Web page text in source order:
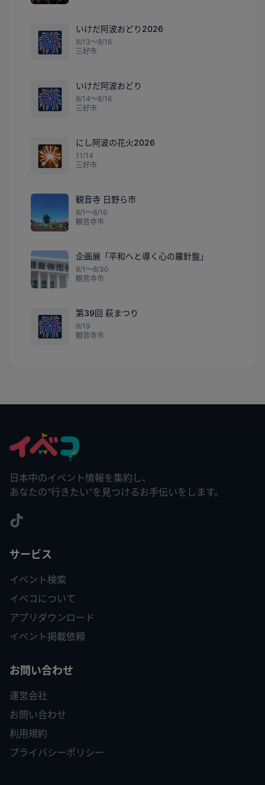
🎆
いけだ阿波おどり2026
8/13〜8/16
三好市
🎆
いけだ阿波おどり
8/14〜8/16
三好市
🎇
にし阿波の花火2026
11/14
三好市
観音寺 日野ら市
8/1〜8/16
観音寺市
企画展「平和へと導く心の羅針盤」
8/1〜8/30
観音寺市
🎆
第39回 萩まつり
9/19
観音寺市
日本中のイベント情報を集約し、
あなたの"行きたい"を見つけるお手伝いをします。
サービス
イベント検索
イベコについて
アプリダウンロード
イベント掲載依頼
お問い合わせ
運営会社
お問い合わせ
利用規約
プライバシーポリシー